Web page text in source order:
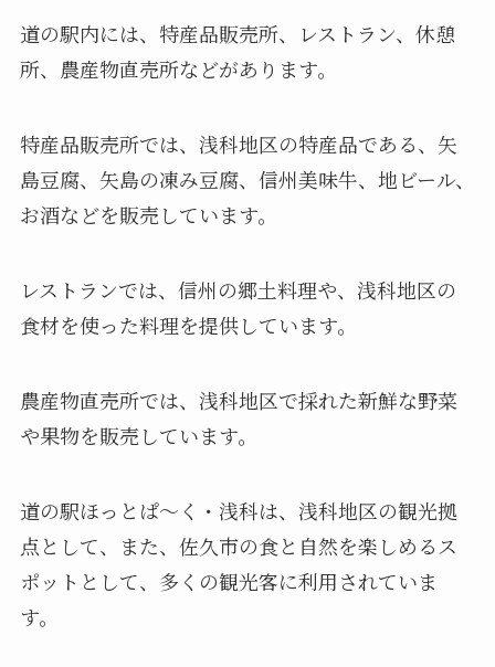
道の駅内には、特産品販売所、レストラン、休憩
所、農産物直売所などがあります。
特産品販売所では、浅科地区の特産品である、矢
島豆腐、矢島の凍み豆腐、信州美味牛、地ビール、
お酒などを販売しています。
レストランでは、信州の郷土料理や、浅科地区の
食材を使った料理を提供しています。
農産物直売所では、浅科地区で採れた新鮮な野菜
や果物を販売しています。
道の駅ほっとぱ〜く・浅科は、浅科地区の観光拠
点として、また、佐久市の食と自然を楽しめるス
ポットとして、多くの観光客に利用されていま
す。